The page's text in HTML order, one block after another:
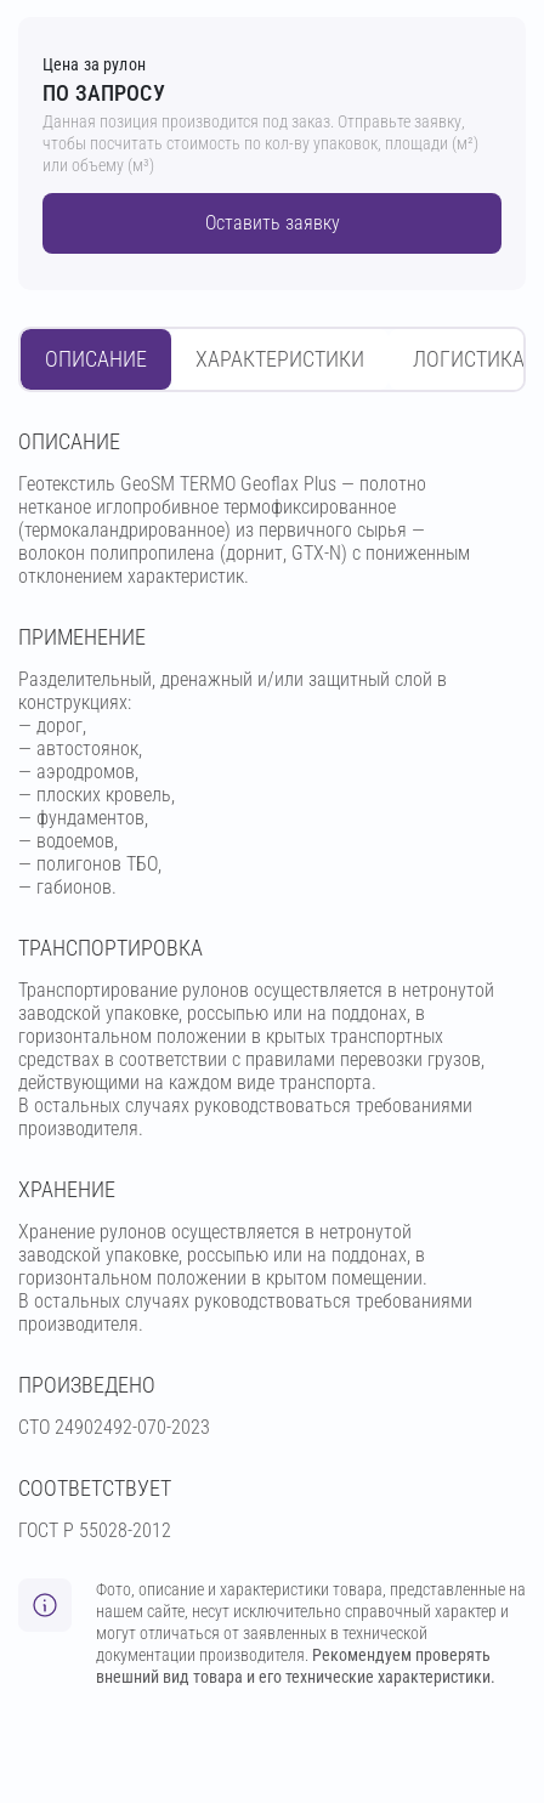
Цена за рулон
ПО ЗАПРОСУ
Данная позиция производится под заказ. Отправьте заявку,
чтобы посчитать стоимость по кол-ву упаковок, площади (м²)
или объему (м³)
Оставить заявку
ОПИСАНИЕ ХАРАКТЕРИСТИКИ ЛОГИСТИКА
OПИСАНИЕ
Геотекстиль GeoSM TERMO Geoflax Plus — полотно
нетканое иглопробивное термофиксированное
(термокаландрированное) из первичного сырья —
волокон полипропилена (дорнит, GTX-N) с пониженным
отклонением характеристик.
ПРИМЕНЕНИЕ
Разделительный, дренажный и/или защитный слой в
конструкциях:
— дорог,
— автостоянок,
— аэродромов,
— плоских кровель,
— фундаментов,
— водоемов,
— полигонов ТБО,
— габионов.
ТРАНСПОРТИРОВКА
Транспортирование рулонов осуществляется в нетронутой
заводской упаковке, россыпью или на поддонах, в
горизонтальном положении в крытых транспортных
средствах в соответствии с правилами перевозки грузов,
действующими на каждом виде транспорта.
В остальных случаях руководствоваться требованиями
производителя.
ХРАНЕНИЕ
Хранение рулонов осуществляется в нетронутой
заводской упаковке, россыпью или на поддонах, в
горизонтальном положении в крытом помещении.
В остальных случаях руководствоваться требованиями
производителя.
ПРОИЗВЕДЕНО
СТО 24902492-070-2023
СООТВЕТСТВУЕТ
ГОСТ Р 55028-2012
Фото, описание и характеристики товара, представленные на
нашем сайте, несут исключительно справочный характер и
могут отличаться от заявленных в технической
документации производителя. Рекомендуем проверять
внешний вид товара и его технические характеристики.